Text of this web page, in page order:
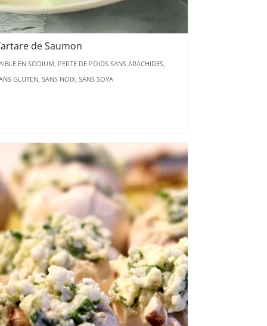
de Saumon
EN SODIUM, PERTE DE POIDS SANS ARACHIDES,
GLUTEN, SANS NOIX, SANS SOYA